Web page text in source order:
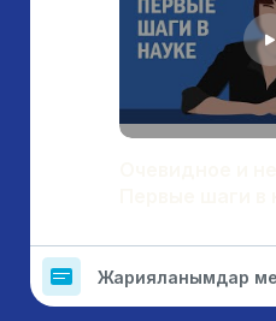
Жарияланымдар